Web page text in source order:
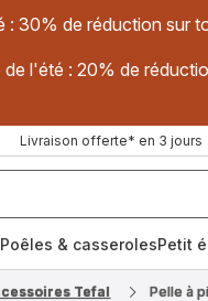
: 30% de réduction sur
de l'été : 20% de
Livraison offerte* en 3 jours
Poêles & casserolesPetit
Tefal Pelle à